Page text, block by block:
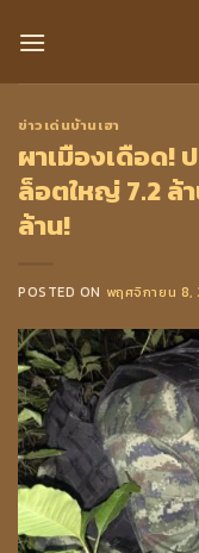
ข่าวเด่นบ้านเฮา
ผาเมืองเดือด!
ล็อตใหญ่ 7.2 ล้
ล้าน!
POSTED ON พฤศจิกายน 8,